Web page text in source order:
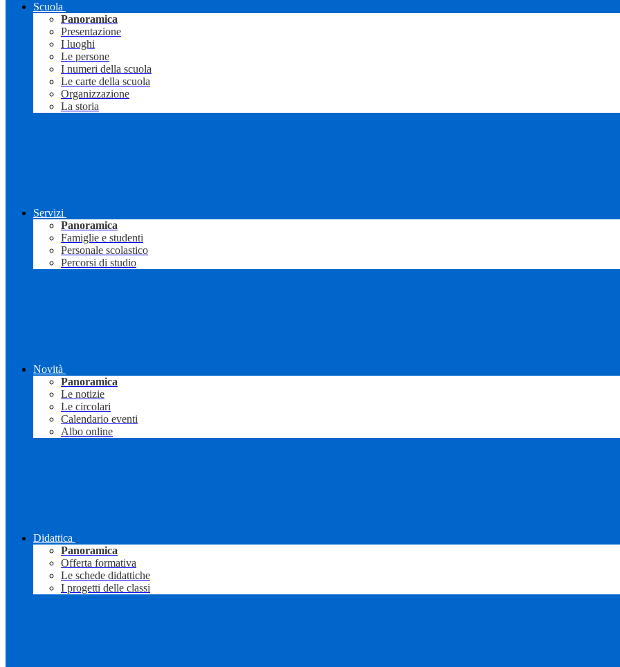
Scuola
Panoramica
Presentazione
I luoghi
Le persone
I numeri della scuola
Le carte della scuola
Organizzazione
La storia
Servizi
Panoramica
Famiglie e studenti
Personale scolastico
Percorsi di studio
Novità
Panoramica
Le notizie
Le circolari
Calendario eventi
Albo online
Didattica
Panoramica
Offerta formativa
Le schede didattiche
I progetti delle classi